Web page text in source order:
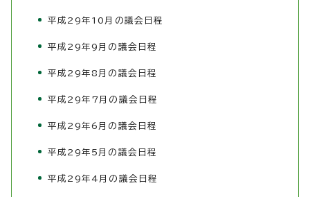
平成29年10月の議会日程
平成29年9月の議会日程
平成29年8月の議会日程
平成29年7月の議会日程
平成29年6月の議会日程
平成29年5月の議会日程
平成29年4月の議会日程